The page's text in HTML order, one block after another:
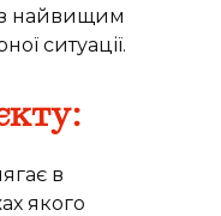
найвищим
ситуації.
в
якого